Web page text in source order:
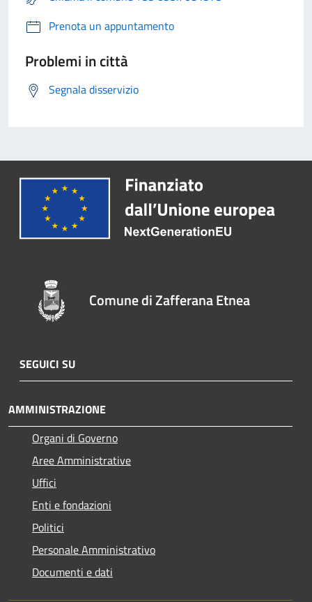
Prenota un appuntamento
Problemi in città
Segnala disservizio
Comune di Zafferana Etnea
SEGUICI SU
AMMINISTRAZIONE
Organi di Governo
Aree Amministrative
Uffici
Enti e fondazioni
Politici
Personale Amministrativo
Documenti e dati